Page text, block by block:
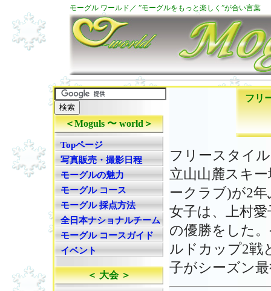
モーグル ワールド／ ”モーグルをもっと楽しく”が合い言葉
フリ
フリースタイ
立山山麓スキ
ークラブ)が2
女子は、上村
の優勝をした
ルドカップ2戦
子がシーズン
＜Moguls 〜 world＞
Topページ
写真販売・撮影日程
モーグルの魅力
モーグル コース
モーグル 採点方法
全日本ナショナルチーム
モーグル コースガイド
イベント
＜ 大会 ＞